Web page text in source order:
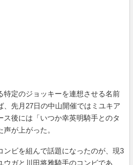
定のジョッキーを連想させる名前
、先月27日の中山開催ではミユキア
ス後には「いつか幸英明騎手とのタ
が上がった。
ビを組んで話題になったのが、現3
ウガと川田将雅騎手のコンビであ